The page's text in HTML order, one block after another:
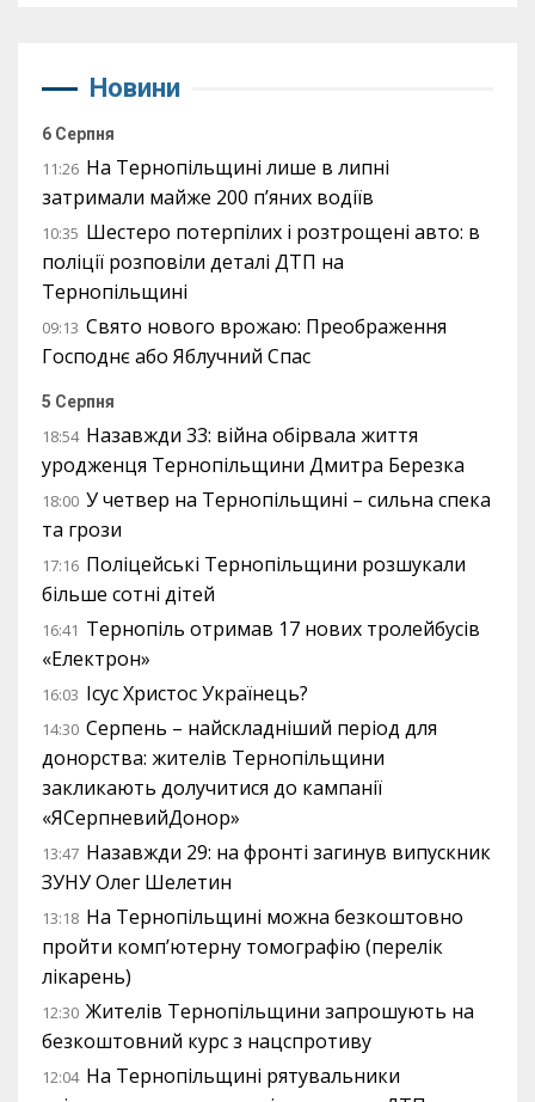
Новини
6 Серпня
11:26 На Тернопільщині лише в липні
затримали майже 200 п’яних водіїв
10:35 Шестеро потерпілих і розтрощені авто: в
поліції розповіли деталі ДТП на
Тернопільщині
09:13 Свято нового врожаю: Преображення
Господнє або Яблучний Спас
5 Серпня
18:54 Назавжди 33: війна обірвала життя
уродженця Тернопільщини Дмитра Березка
18:00 У четвер на Тернопільщині – сильна спека
та грози
17:16 Поліцейські Тернопільщини розшукали
більше сотні дітей
16:41 Тернопіль отримав 17 нових тролейбусів
«Електрон»
16:03 Ісус Христос Українець?
14:30 Серпень – найскладніший період для
донорства: жителів Тернопільщини
закликають долучитися до кампанії
«ЯСерпневийДонор»
13:47 Назавжди 29: на фронті загинув випускник
ЗУНУ Олег Шелетин
13:18 На Тернопільщині можна безкоштовно
пройти комп’ютерну томографію (перелік
лікарень)
12:30 Жителів Тернопільщини запрошують на
безкоштовний курс з нацспротиву
12:04 На Тернопільщині рятувальники